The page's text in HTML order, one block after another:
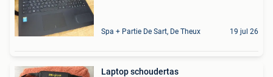
Spa + Partie De Sart, De Theux 19 jul 26
Laptop schoudertas